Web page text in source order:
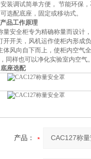
装调试简单方便， 节能环保
选配底座，固定或移动式。
品工作原理
量安全柜专为精确称量而设计
开开关，风机运作使柜内形成
体风向自下而上，使柜内空气
同样也可以净化实验室内空气。
座选配
产品：